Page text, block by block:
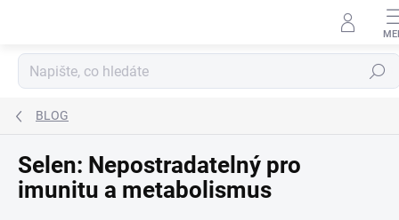
Hledat
BLOG
Selen: Nepostradatelný pro
imunitu a metabolismus